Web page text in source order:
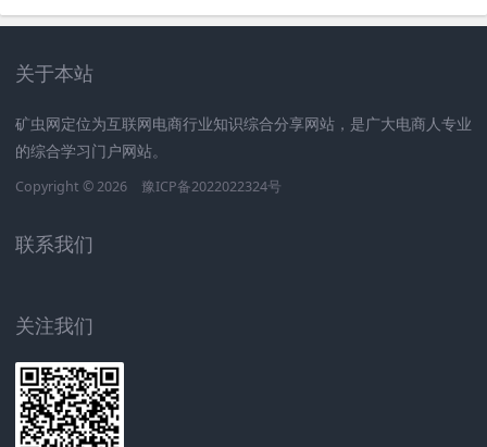
关于本站
矿虫网定位为互联网电商行业知识综合分享网站，是广大电商人专业
的综合学习门户网站。
Copyright © 2026 豫ICP备2022022324号
联系我们
关注我们